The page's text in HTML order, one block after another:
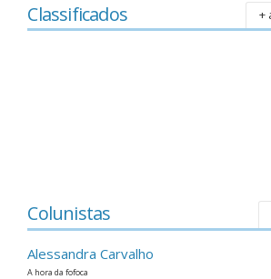
Classificados +
Colunistas
Alessandra Carvalho
A hora da fofoca